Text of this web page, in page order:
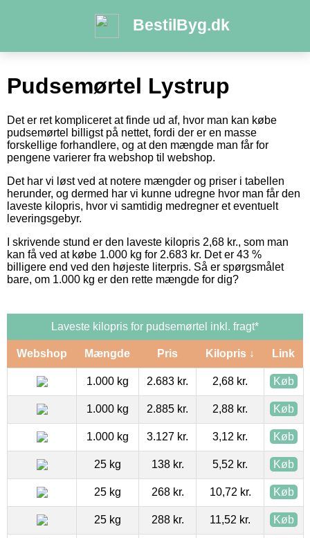
BestilByg.dk
Pudsemørtel Lystrup
Det er ret kompliceret at finde ud af, hvor man kan købe
pudsemørtel billigst på nettet, fordi der er en masse
forskellige forhandlere, og at den mængde man får for
pengene varierer fra webshop til webshop.
Det har vi løst ved at notere mængder og priser i tabellen
herunder, og dermed har vi kunne udregne hvor man får den
laveste kilopris, hvor vi samtidig medregner et eventuelt
leveringsgebyr.
I skrivende stund er den laveste kilopris 2,68 kr., som man
kan få ved at købe 1.000 kg for 2.683 kr. Det er 43 %
billigere end ved den højeste literpris. Så er spørgsmålet
bare, om 1.000 kg er den rette mængde for dig?
Laveste kilopris for pudsemørtel inkl. fragt*
Webshop Mængde Pris Kilopris ↓ Link
1.000 kg 2.683 kr. 2,68 kr. Køb
1.000 kg 2.885 kr. 2,88 kr. Køb
1.000 kg 3.127 kr. 3,12 kr. Køb
25 kg 138 kr. 5,52 kr. Køb
25 kg 268 kr. 10,72 kr. Køb
25 kg 288 kr. 11,52 kr. Køb